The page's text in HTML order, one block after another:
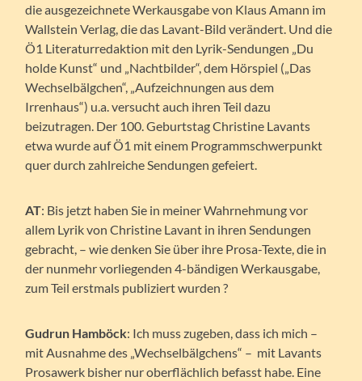
die ausgezeichnete Werkausgabe von Klaus Amann im
Wallstein Verlag, die das Lavant-Bild verändert. Und die
Ö1 Literaturredaktion mit den Lyrik-Sendungen „Du
holde Kunst“ und „Nachtbilder“, dem Hörspiel („Das
Wechselbälgchen“, „Aufzeichnungen aus dem
Irrenhaus“) u.a. versucht auch ihren Teil dazu
beizutragen. Der 100. Geburtstag Christine Lavants
etwa wurde auf Ö1 mit einem Programmschwerpunkt
quer durch zahlreiche Sendungen gefeiert.
AT: Bis jetzt haben Sie in meiner Wahrnehmung vor
allem Lyrik von Christine Lavant in ihren Sendungen
gebracht, – wie denken Sie über ihre Prosa-Texte, die in
der nunmehr vorliegenden 4-bändigen Werkausgabe,
zum Teil erstmals publiziert wurden ?
Gudrun Hamböck: Ich muss zugeben, dass ich mich –
mit Ausnahme des „Wechselbälgchens“ – mit Lavants
Prosawerk bisher nur oberflächlich befasst habe. Eine